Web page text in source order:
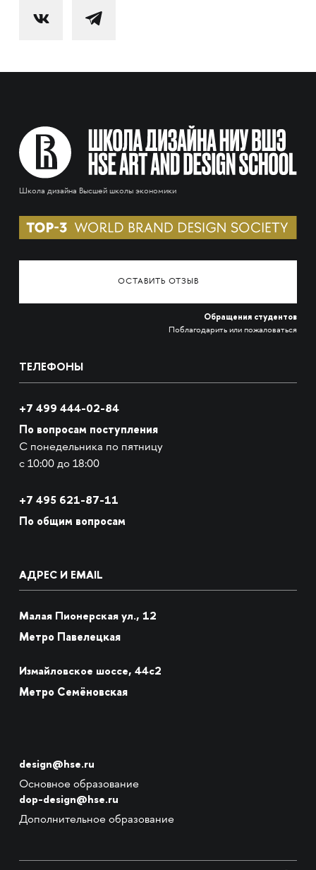
Школа дизайна Высшей школы экономики
ОСТАВИТЬ ОТЗЫВ
Обращения студентов
Поблагодарить или пожаловаться
ТЕЛЕФОНЫ
+7 499 444-02-84
По вопросам поступления
С понедельника по пятницу
с 10:00 до 18:00
+7 495 621-87-11
По общим вопросам
АДРЕС И EMAIL
Малая Пионерская ул., 12
Метро Павелецкая
Измайловское шоссе, 44с2
Метро Семёновская
design@hse.ru
Основное образование
dop-design@hse.ru
Дополнительное образование